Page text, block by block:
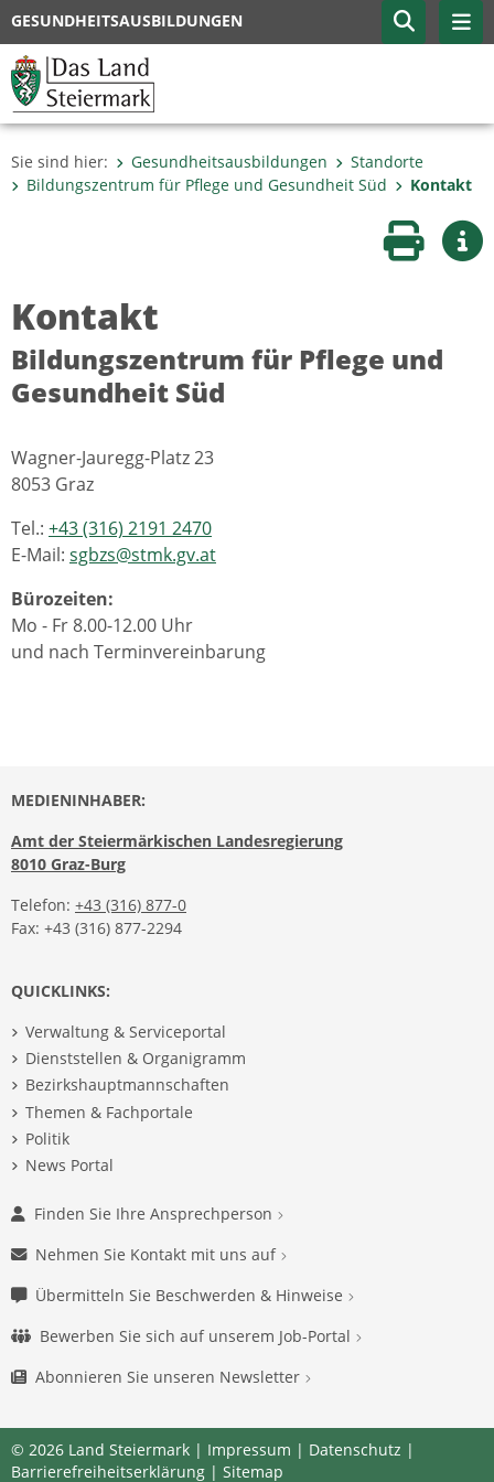
GESUNDHEITSAUSBILDUNGEN
Sie sind hier: Gesundheitsausbildungen
Standorte
Bildungszentrum für Pflege und Gesundheit Süd
Kontakt
Seite
Kontakt
Bildungszentrum für Pflege und
Gesundheit Süd
Wagner-Jauregg-Platz 23
8053 Graz
Tel.: +43 (316) 2191 2470
E-Mail: sgbzs@stmk.gv.at
Bürozeiten:
Mo - Fr 8.00-12.00 Uhr
und nach Terminvereinbarung
MEDIENINHABER:
Amt der Steiermärkischen Landesregierung
8010 Graz-Burg
Telefon: +43 (316) 877-0
Fax: +43 (316) 877-2294
QUICKLINKS:
Verwaltung & Serviceportal
Dienststellen & Organigramm
Bezirkshauptmannschaften
Themen & Fachportale
Politik
News Portal
Finden Sie Ihre Ansprechperson
Nehmen Sie Kontakt mit uns auf
Übermitteln Sie Beschwerden & Hinweise
Bewerben Sie sich auf unserem Job-Portal
Abonnieren Sie unseren Newsletter
© 2026 Land Steiermark | Impressum | Datenschutz |
Barrierefreiheitserklärung | Sitemap